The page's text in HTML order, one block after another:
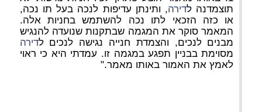
תוצמדנה לדירה, ותינתן עדיפות לנכה בעל תו נכה,
או כזה הזכאי לתו נכה להשתמש בחניות אלה.
המאמר סוקר את המגמה שבתקנות שנועדה להנגיש
מבנים לנכים, והצמדת חנייה נגישה לנכים לדירה
מסוימת בבניין תפגע במגמה זו. עמדתי היא כי ראוי
לאמץ את האמור באותו מאמר."